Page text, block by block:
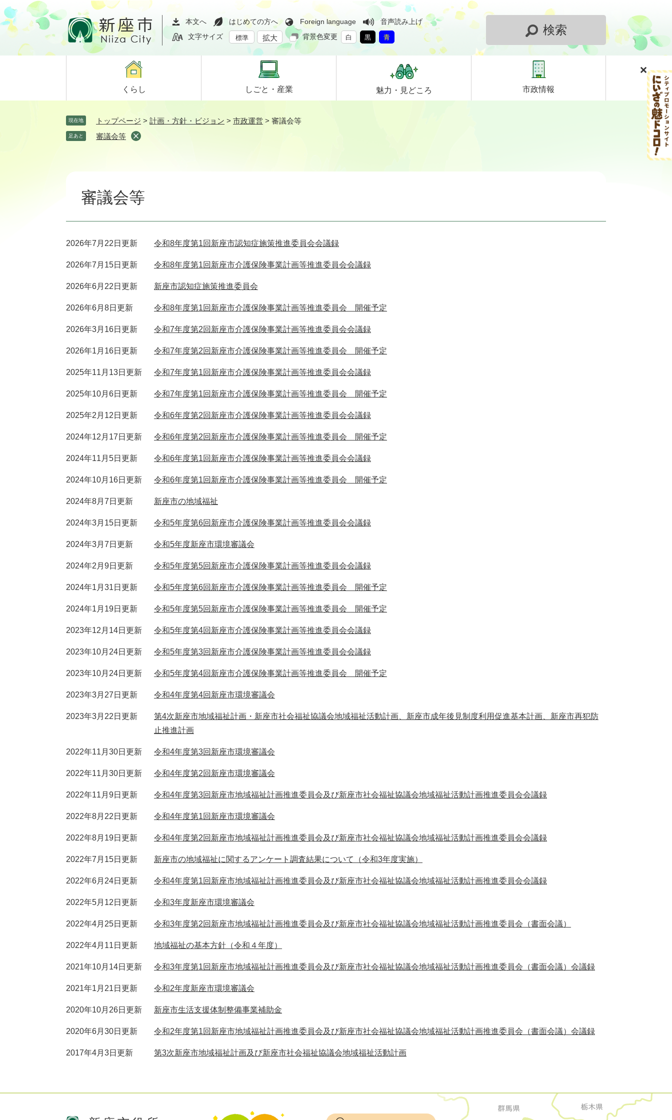
ペ
ー
ジ
メ
ニ
ュ
て
本文へ はじめての方へ Foreign language
音声読み上げ
文字サイズ
標準 拡大 背景色変更 白 黒 青
検索
くらし しごと・ 産業 魅力・ 見どころ 市政情報
現在地 トップページ > 計画・方針・ビジョン > 市政運営 > 審議会等
足あと 審議会等
審議会等
2026年7月22日更新 令和8年度第1回新座市認知症施策推進委員会会議録
2026年7月15日更新 令和8年度第1回新座市介護保険事業計画等推進委員会会議録
2026年6月22日更新 新座市認知症施策推進委員会
2026年6月8日更新 令和8年度第1回新座市介護保険事業計画等推進委員会 開催予定
2026年3月16日更新 令和7年度第2回新座市介護保険事業計画等推進委員会会議録
2026年1月16日更新 令和7年度第2回新座市介護保険事業計画等推進委員会 開催予定
2025年11月13日更新 令和7年度第1回新座市介護保険事業計画等推進委員会会議録
2025年10月6日更新 令和7年度第1回新座市介護保険事業計画等推進委員会 開催予定
2025年2月12日更新 令和6年度第2回新座市介護保険事業計画等推進委員会会議録
2024年12月17日更新 令和6年度第2回新座市介護保険事業計画等推進委員会 開催予定
2024年11月5日更新 令和6年度第1回新座市介護保険事業計画等推進委員会会議録
2024年10月16日更新 令和6年度第1回新座市介護保険事業計画等推進委員会 開催予定
2024年8月7日更新 新座市の地域福祉
2024年3月15日更新 令和5年度第6回新座市介護保険事業計画等推進委員会会議録
2024年3月7日更新 令和5年度新座市環境審議会
2024年2月9日更新 令和5年度第5回新座市介護保険事業計画等推進委員会会議録
2024年1月31日更新 令和5年度第6回新座市介護保険事業計画等推進委員会 開催予定
2024年1月19日更新 令和5年度第5回新座市介護保険事業計画等推進委員会 開催予定
2023年12月14日更新 令和5年度第4回新座市介護保険事業計画等推進委員会会議録
2023年10月24日更新 令和5年度第3回新座市介護保険事業計画等推進委員会会議録
2023年10月24日更新 令和5年度第4回新座市介護保険事業計画等推進委員会 開催予定
2023年3月27日更新 令和4年度第4回新座市環境審議会
2023年3月22日更新
第4次新座市地域福祉計画・新座市社会福祉協議会地域福祉活動計画、新座市成年後見制度利用促進基本計画、新座市再犯防
止推進計画
2022年11月30日更新 令和4年度第3回新座市環境審議会
2022年11月30日更新 令和4年度第2回新座市環境審議会
2022年11月9日更新 令和4年度第3回新座市地域福祉計画推進委員会及び新座市社会福祉協議会地域福祉活動計画推進委員会会議録
2022年8月22日更新 令和4年度第1回新座市環境審議会
2022年8月19日更新 令和4年度第2回新座市地域福祉計画推進委員会及び新座市社会福祉協議会地域福祉活動計画推進委員会会議録
2022年7月15日更新 新座市の地域福祉に関するアンケート調査結果について（令和3年度実施）
2022年6月24日更新 令和4年度第1回新座市地域福祉計画推進委員会及び新座市社会福祉協議会地域福祉活動計画推進委員会会議録
2022年5月12日更新 令和3年度新座市環境審議会
2022年4月25日更新 令和3年度第2回新座市地域福祉計画推進委員会及び新座市社会福祉協議会地域福祉活動計画推進委員会（書面会議）
2022年4月11日更新 地域福祉の基本方針（令和４年度）
2021年10月14日更新 令和3年度第1回新座市地域福祉計画推進委員会及び新座市社会福祉協議会地域福祉活動計画推進委員会（書面会議）会議録
2021年1月21日更新 令和2年度新座市環境審議会
2020年10月26日更新 新座市生活支援体制整備事業補助金
2020年6月30日更新 令和2年度第1回新座市地域福祉計画推進委員会及び新座市社会福祉協議会地域福祉活動計画推進委員会（書面会議）会議録
2017年4月3日更新 第3次新座市地域福祉計画及び新座市社会福祉協議会地域福祉活動計画